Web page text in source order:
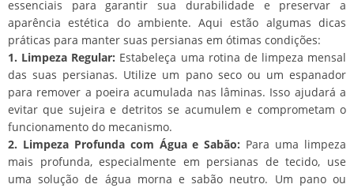
essenciais para garantir sua durabilidade e preservar a
aparência estética do ambiente. Aqui estão algumas dicas
práticas para manter suas persianas em ótimas condições:
1. Limpeza Regular: Estabeleça uma rotina de limpeza mensal
das suas persianas. Utilize um pano seco ou um espanador
para remover a poeira acumulada nas lâminas. Isso ajudará a
evitar que sujeira e detritos se acumulem e comprometam o
funcionamento do mecanismo.
2. Limpeza Profunda com Água e Sabão: Para uma limpeza
mais profunda, especialmente em persianas de tecido, use
uma solução de água morna e sabão neutro. Um pano ou